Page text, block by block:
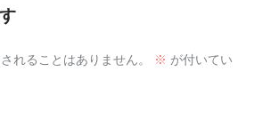
れることはありません。 ※ が付いてい